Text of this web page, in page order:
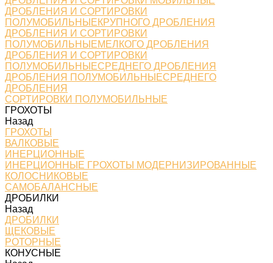
ДРОБЛЕНИЯ И СОРТИРОВКИ
ПОЛУМОБИЛЬНЫЕКРУПНОГО ДРОБЛЕНИЯ
ДРОБЛЕНИЯ И СОРТИРОВКИ
ПОЛУМОБИЛЬНЫЕМЕЛКОГО ДРОБЛЕНИЯ
ДРОБЛЕНИЯ И СОРТИРОВКИ
ПОЛУМОБИЛЬНЫЕСРЕДНЕГО ДРОБЛЕНИЯ
ДРОБЛЕНИЯ ПОЛУМОБИЛЬНЫЕСРЕДНЕГО
ДРОБЛЕНИЯ
СОРТИРОВКИ ПОЛУМОБИЛЬНЫЕ
ГРОХОТЫ
Назад
ГРОХОТЫ
ВАЛКОВЫЕ
ИНЕРЦИОННЫЕ
ИНЕРЦИОННЫЕ ГРОХОТЫ МОДЕРНИЗИРОВАННЫЕ
КОЛОСНИКОВЫЕ
САМОБАЛАНСНЫЕ
ДРОБИЛКИ
Назад
ДРОБИЛКИ
ЩЕКОВЫЕ
РОТОРНЫЕ
КОНУСНЫЕ